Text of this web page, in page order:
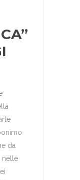
da
nelle